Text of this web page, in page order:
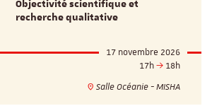
Objectivité scientifique et
recherche qualitative
17 novembre 2026
17h
18h
Salle Océanie - MISHA